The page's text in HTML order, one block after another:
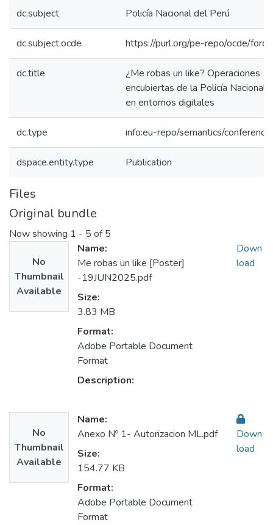
dc.subject Policía Nacional del Perú
dc.subject.ocde https://purl.org/pe-repo/ocde/
dc.title
¿Me robas un like? Operaciones
encubiertas de la Policía Nacional
en entornos digitales
dc.type info:eu-repo/semantics/
dspace.entity.type Publication
Files
Original bundle
Now showing 1 - 5 of 5
No
Thumbnail
Available
Name:
Me robas un like [Poster]
-19JUN2025.pdf
Size:
3.83 MB
Format:
Adobe Portable Document
Format
Description:
Down
load
No
Thumbnail
Available
Name:
Anexo Nº 1- Autorizacion ML.pdf
Size:
154.77 KB
Format:
Adobe Portable Document
Format
Down
load